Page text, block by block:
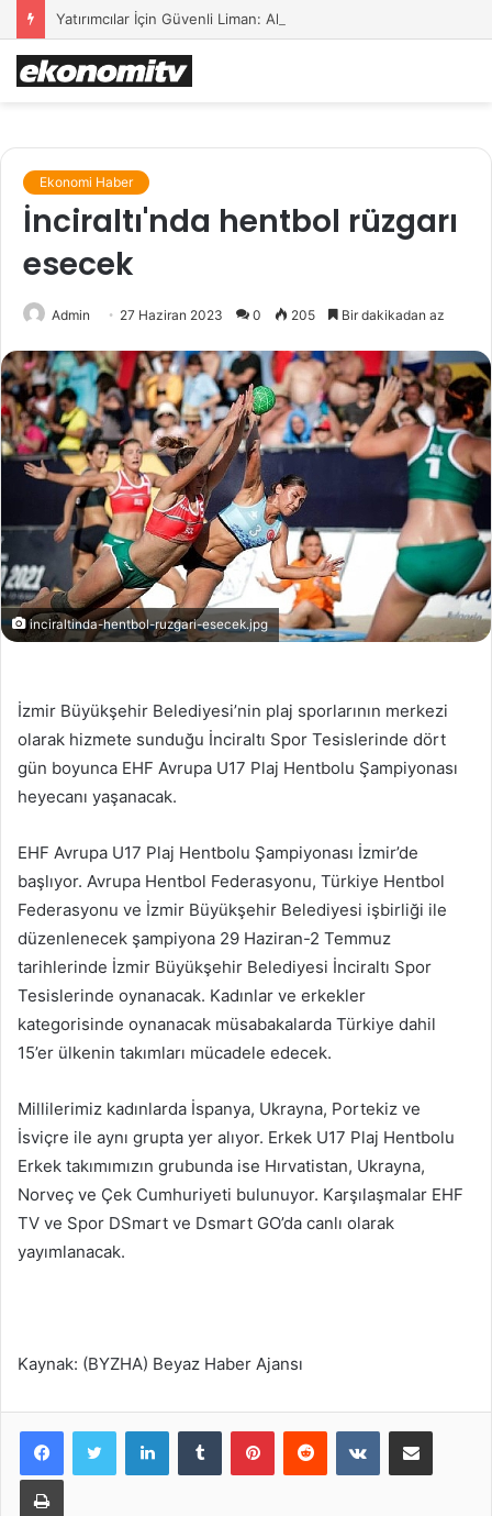
Yatırımcılar İçin Güvenli Liman: Altın Hâlâ İlk Sırada mı?
Ekonomi Haber
İnciraltı'nda hentbol rüzgarı
esecek
Admin 27 Haziran 2023 0 205 Bir dakikadan az
inciraltinda-hentbol-ruzgari-esecek.jpg
İzmir Büyükşehir Belediyesi’nin plaj sporlarının merkezi
olarak hizmete sunduğu İnciraltı Spor Tesislerinde dört
gün boyunca EHF Avrupa U17 Plaj Hentbolu Şampiyonası
heyecanı yaşanacak.
EHF Avrupa U17 Plaj Hentbolu Şampiyonası İzmir’de
başlıyor. Avrupa Hentbol Federasyonu, Türkiye Hentbol
Federasyonu ve İzmir Büyükşehir Belediyesi işbirliği ile
düzenlenecek şampiyona 29 Haziran-2 Temmuz
tarihlerinde İzmir Büyükşehir Belediyesi İnciraltı Spor
Tesislerinde oynanacak. Kadınlar ve erkekler
kategorisinde oynanacak müsabakalarda Türkiye dahil
15’er ülkenin takımları mücadele edecek.
Millilerimiz kadınlarda İspanya, Ukrayna, Portekiz ve
İsviçre ile aynı grupta yer alıyor. Erkek U17 Plaj Hentbolu
Erkek takımımızın grubunda ise Hırvatistan, Ukrayna,
Norveç ve Çek Cumhuriyeti bulunuyor. Karşılaşmalar EHF
TV ve Spor DSmart ve Dsmart GO’da canlı olarak
yayımlanacak.
Kaynak: (BYZHA) Beyaz Haber Ajansı
LinkedInTumblr PinterestReddit VKontakteE-Posta ile paylaş
Yazdır